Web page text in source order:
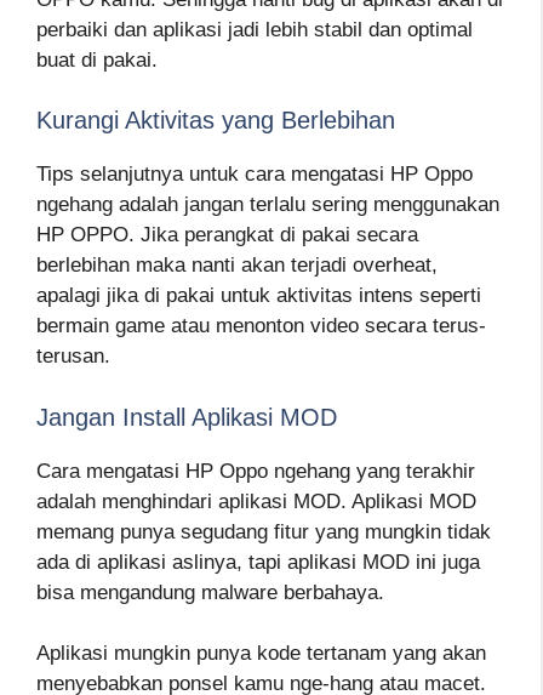
perbaiki dan aplikasi jadi lebih stabil dan optimal
buat di pakai.
Kurangi Aktivitas yang Berlebihan
Tips selanjutnya untuk cara mengatasi HP Oppo
ngehang adalah jangan terlalu sering menggunakan
HP OPPO. Jika perangkat di pakai secara
berlebihan maka nanti akan terjadi overheat,
apalagi jika di pakai untuk aktivitas intens seperti
bermain game atau menonton video secara terus-
terusan.
Jangan Install Aplikasi MOD
Cara mengatasi HP Oppo ngehang yang terakhir
adalah menghindari aplikasi MOD. Aplikasi MOD
memang punya segudang fitur yang mungkin tidak
ada di aplikasi aslinya, tapi aplikasi MOD ini juga
bisa mengandung malware berbahaya.
Aplikasi mungkin punya kode tertanam yang akan
menyebabkan ponsel kamu nge-hang atau macet.